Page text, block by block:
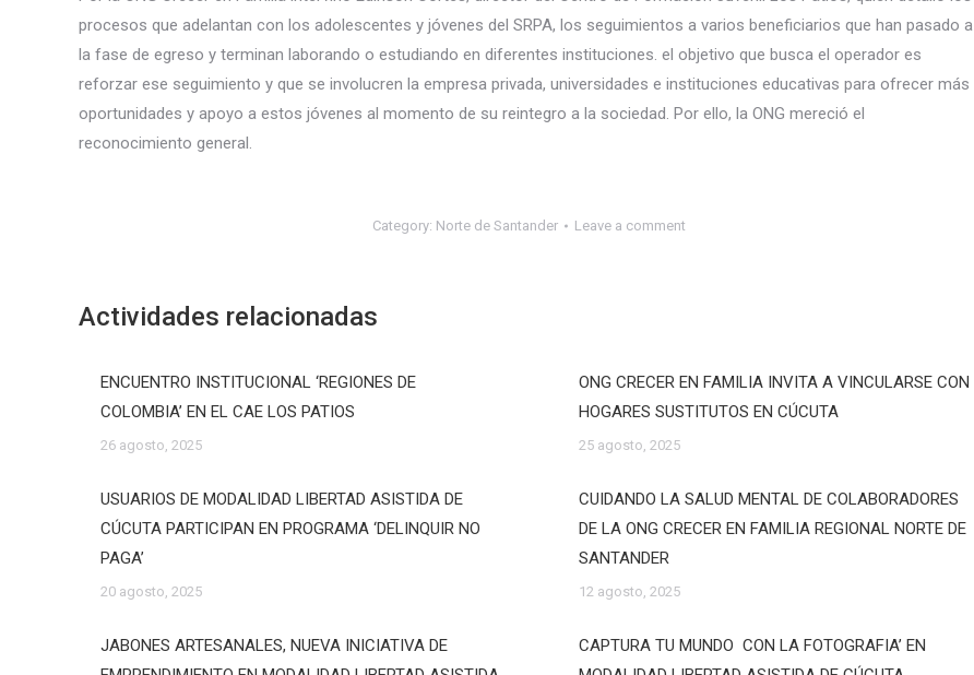
procesos que adelantan con los adolescentes y jóvenes del SRPA, los seguimientos a varios beneficiarios que han pasado a
la fase de egreso y terminan laborando o estudiando en diferentes instituciones. el objetivo que busca el operador es
reforzar ese seguimiento y que se involucren la empresa privada, universidades e instituciones educativas para ofrecer más
oportunidades y apoyo a estos jóvenes al momento de su reintegro a la sociedad. Por ello, la ONG mereció el
reconocimiento general.
Category: Norte de Santander Leave a comment
Actividades relacionadas
ENCUENTRO INSTITUCIONAL ‘REGIONES DE
COLOMBIA’ EN EL CAE LOS PATIOS
26 agosto, 2025
ONG CRECER EN FAMILIA INVITA A VINCULARSE CON
HOGARES SUSTITUTOS EN CÚCUTA
25 agosto, 2025
USUARIOS DE MODALIDAD LIBERTAD ASISTIDA DE
CÚCUTA PARTICIPAN EN PROGRAMA ‘DELINQUIR NO
PAGA’
20 agosto, 2025
CUIDANDO LA SALUD MENTAL DE COLABORADORES
DE LA ONG CRECER EN FAMILIA REGIONAL NORTE DE
SANTANDER
12 agosto, 2025
JABONES ARTESANALES, NUEVA INICIATIVA DE
CAPTURA TU MUNDO CON LA FOTOGRAFIA’ EN